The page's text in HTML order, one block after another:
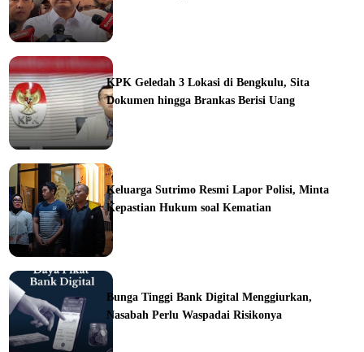
KPK Geledah 3 Lokasi di Bengkulu, Sita
Dokumen hingga Brankas Berisi Uang
Keluarga Sutrimo Resmi Lapor Polisi, Minta
Kepastian Hukum soal Kematian
Bunga Tinggi Bank Digital Menggiurkan,
Nasabah Perlu Waspadai Risikonya